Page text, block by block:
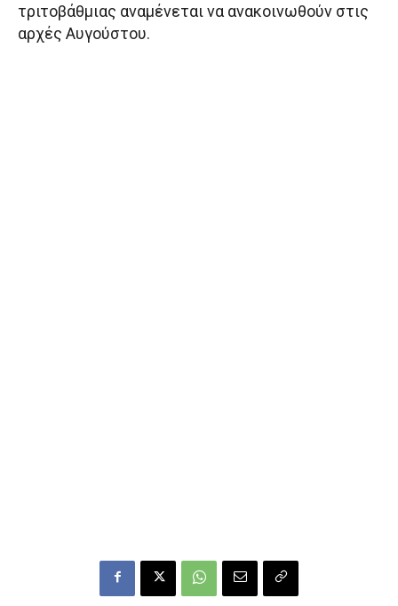
τριτοβάθμιας αναμένεται να ανακοινωθούν στις
αρχές Αυγούστου.